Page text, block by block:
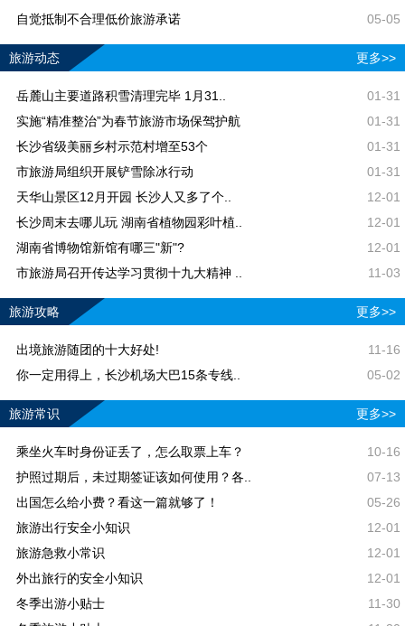
自觉抵制不合理低价旅游承诺
05-05
旅游动态 更多>>
岳麓山主要道路积雪清理完毕 1月31..
01-31
实施“精准整治”为春节旅游市场保驾护航
01-31
长沙省级美丽乡村示范村增至53个
01-31
市旅游局组织开展铲雪除冰行动
01-31
天华山景区12月开园 长沙人又多了个..
12-01
长沙周末去哪儿玩 湖南省植物园彩叶植..
12-01
湖南省博物馆新馆有哪三"新"?
12-01
市旅游局召开传达学习贯彻十九大精神 ..
11-03
旅游攻略 更多>>
出境旅游随团的十大好处!
11-16
你一定用得上，长沙机场大巴15条专线..
05-02
旅游常识 更多>>
乘坐火车时身份证丢了，怎么取票上车？
10-16
护照过期后，未过期签证该如何使用？各..
07-13
出国怎么给小费？看这一篇就够了！
05-26
旅游出行安全小知识
12-01
旅游急救小常识
12-01
外出旅行的安全小知识
12-01
冬季出游小贴士
11-30